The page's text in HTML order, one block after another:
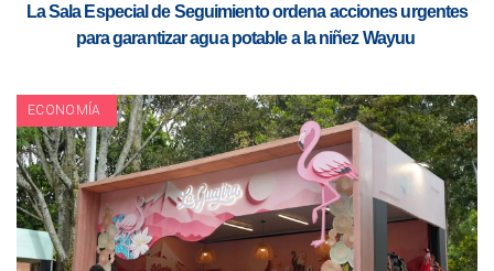
La Sala Especial de Seguimiento ordena acciones urgentes
para garantizar agua potable a la niñez Wayuu
ECONOMÍA